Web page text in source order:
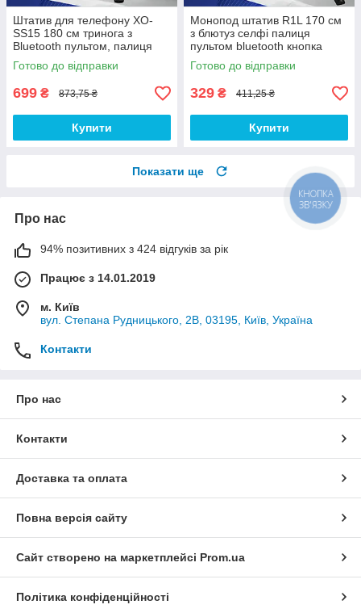
Штатив для телефону XO-
SS15 180 см тринога з
Bluetooth пультом, палиця
для селфі та відео
Готово до відправки
699 ₴ 873,75 ₴
Купити
Монопод штатив R1L 170 см
з блютуз селфі палиця
пультом bluetooth кнопка
стійка палиця для селфі
відео
Готово до відправки
329 ₴ 411,25 ₴
Купити
Показати ще
Про нас
94% позитивних з 424 відгуків за рік
Працює з 14.01.2019
м. Київ
вул. Степана Рудницького, 2В, 03195, Київ, Україна
Контакти
Про нас
Контакти
Доставка та оплата
Повна версія сайту
Сайт створено на маркетплейсі Prom.ua
Політика конфіденційності
КНОПКА
ЗВ'ЯЗКУ